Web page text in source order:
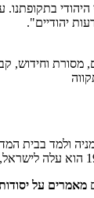
בתקופתנו.
יהודיים".
מסורת וחידוש,
נולד ברומניה
מאמרים על